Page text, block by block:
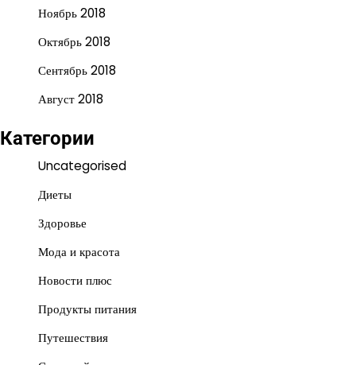
Ноябрь 2018
Октябрь 2018
Сентябрь 2018
Август 2018
Категории
Uncategorised
Диеты
Здоровье
Мода и красота
Новости плюс
Продукты питания
Путешествия